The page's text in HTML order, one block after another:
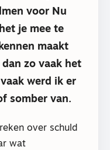
voor Nu
je mee te
maakt
zo vaak het
werd ik er
somber van.
over schuld
wat